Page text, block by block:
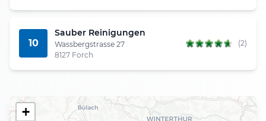
10
Sauber Reinigungen
Wassbergstrasse 27
8127 Forch
(2)
+